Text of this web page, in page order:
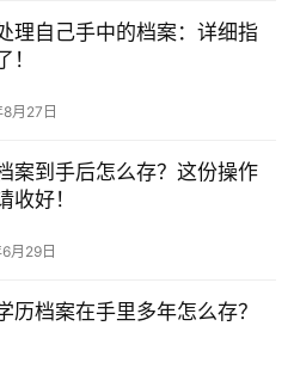
理自己手中的档案：详细指
！
月27日
案到手后怎么存？这份操作
收好！
月29日
历档案在手里多年怎么存？